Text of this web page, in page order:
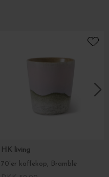
HK living
70'er kaffekop, Bramble